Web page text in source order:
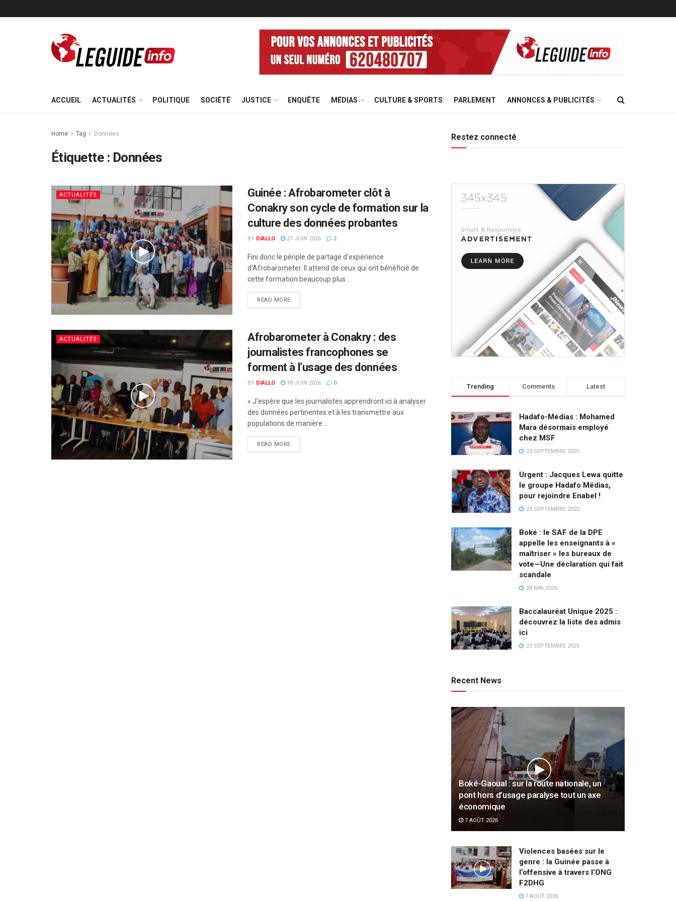
ACCUEIL ACTUALITÉS POLITIQUE SOCIÉTÉ JUSTICE ENQUÊTE MÉDIAS CULTURE & SPORTS PARLEMENT ANNONCES & PUBLICITÉS
Home Tag Données
Étiquette : Données
ACTUALITÉS
Guinée : Afrobarometer clôt à
Conakry son cycle de formation sur la
culture des données probantes
BY DIALLO 27 JUIN 2026 2
Fini donc le périple de partage d'expérience
d'Afrobarometer. Il attend de ceux qui ont bénéficié de
cette formation beaucoup plus ...
READ MORE
ACTUALITÉS
Afrobarometer à Conakry : des
journalistes francophones se
forment à l’usage des données
BY DIALLO 18 JUIN 2026 0
« J'espère que les journalistes apprendront ici à analyser
des données pertinentes et à les transmettre aux
populations de manière ...
READ MORE
Restez connecté
Trending Comments Latest
Hadafo-Médias : Mohamed
Mara désormais employé
chez MSF
23 SEPTEMBRE 2025
Urgent : Jacques Lewa quitte
le groupe Hadafo Médias,
pour rejoindre Enabel !
23 SEPTEMBRE 2025
Boké : le SAF de la DPE
appelle les enseignants à «
maîtriser » les bureaux de
vote—Une déclaration qui fait
scandale
28 MAI 2026
Baccalauréat Unique 2025 :
découvrez la liste des admis
ici
23 SEPTEMBRE 2025
Recent News
Boké-Gaoual : sur la route nationale, un
pont hors d’usage paralyse tout un axe
économique
7 AOÛT 2026
Violences basées sur le
genre : la Guinée passe à
l’offensive à travers l’ONG
F2DHG
7 AOÛT 2026